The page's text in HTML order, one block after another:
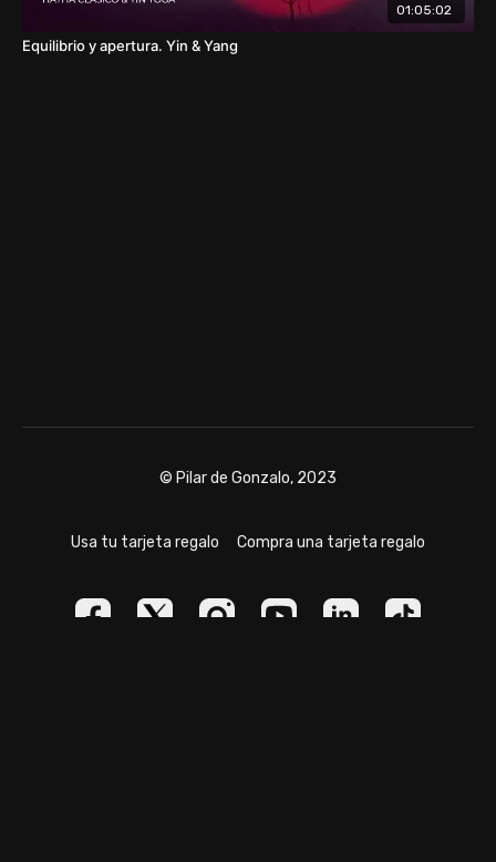
01:05:02
Equilibrio y apertura. Yin & Yang
© Pilar de Gonzalo, 2023
Usa tu tarjeta regalo Compra una tarjeta regalo